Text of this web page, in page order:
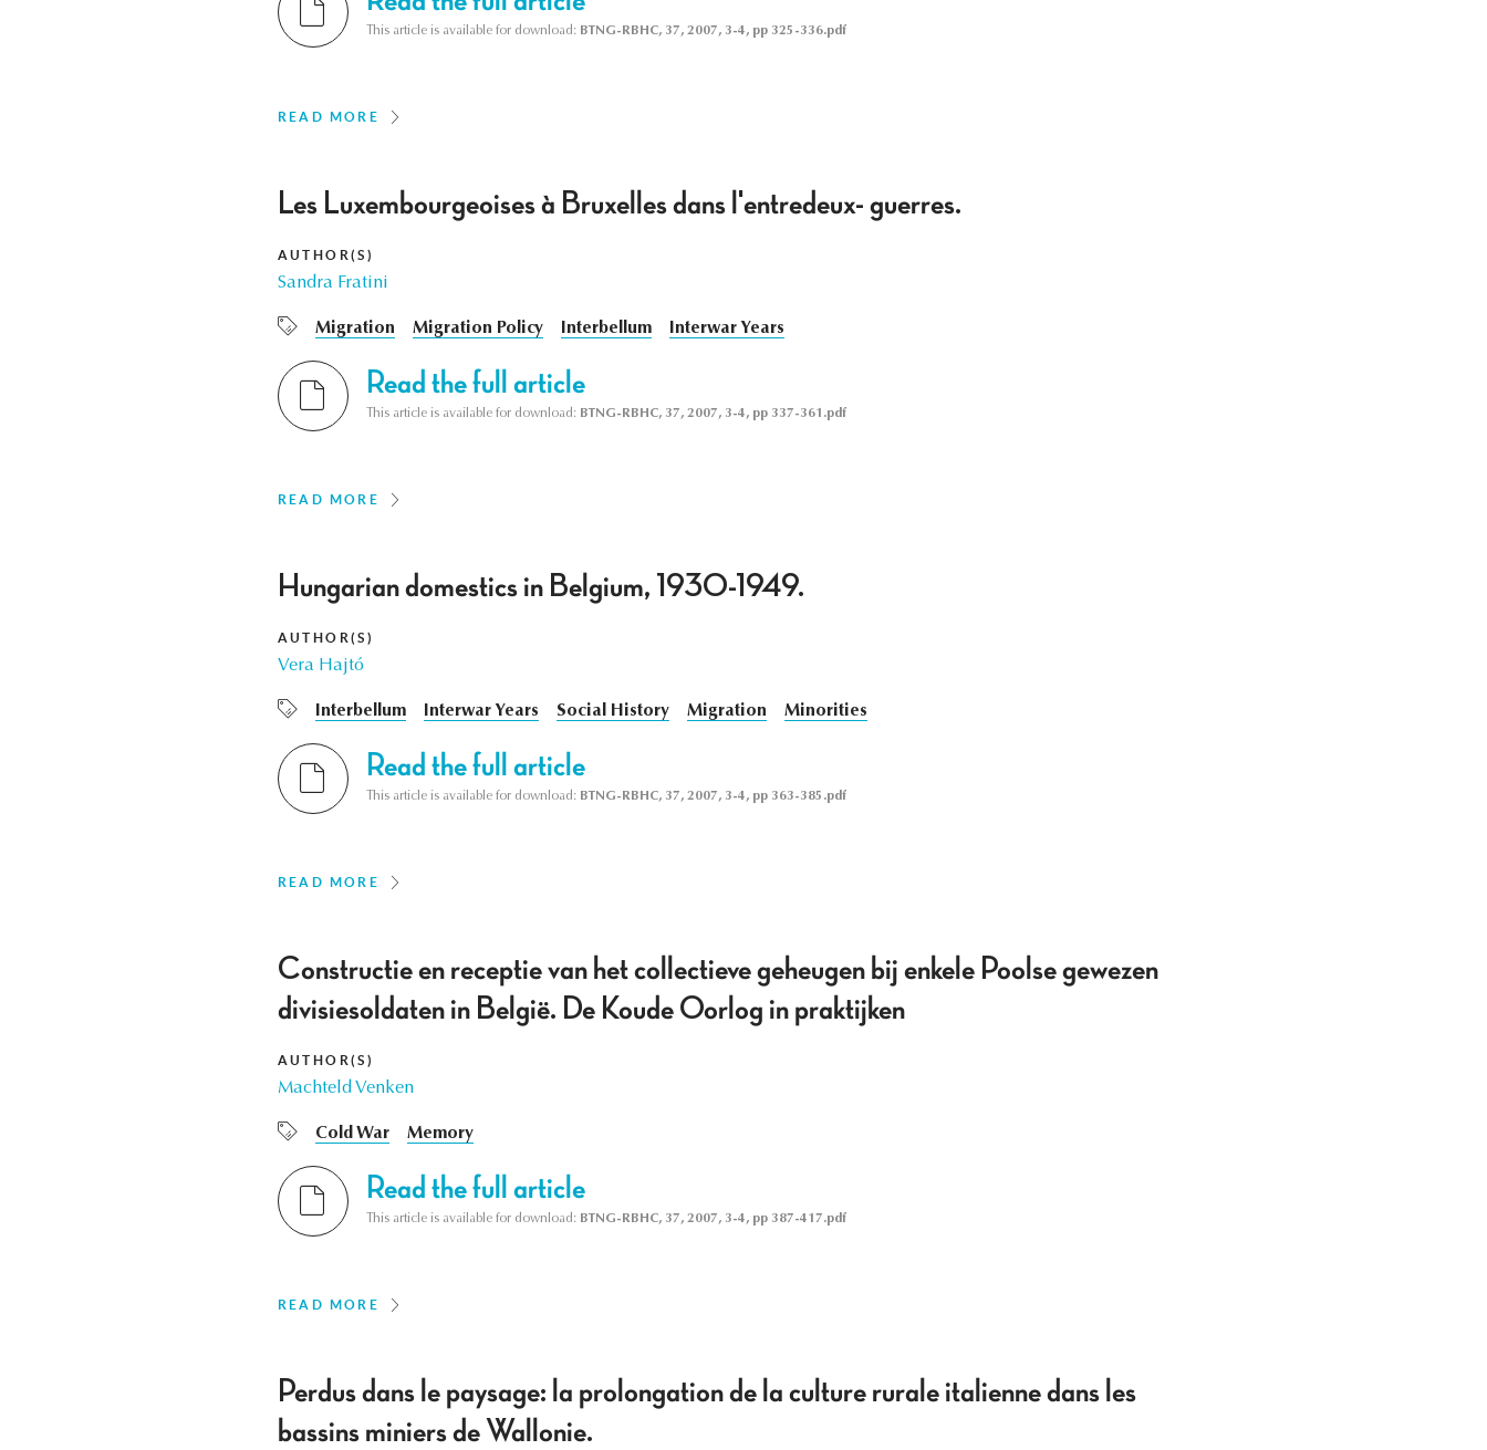
This article is available for download: BTNG-RBHC, 37, 2007, 3-4, pp 325-336.pdf
READ MORE
Les Luxembourgeoises à Bruxelles dans l'entredeux- guerres.
AUTHOR(S)
Sandra Fratini
Migration Migration Policy Interbellum Interwar Years
Read the full article
This article is available for download: BTNG-RBHC, 37, 2007, 3-4, pp 337-361.pdf
READ MORE
Hungarian domestics in Belgium, 1930-1949.
AUTHOR(S)
Vera Hajtó
Interbellum Interwar Years Social History Migration Minorities
Read the full article
This article is available for download: BTNG-RBHC, 37, 2007, 3-4, pp 363-385.pdf
READ MORE
Constructie en receptie van het collectieve geheugen bij enkele Poolse gewezen
divisiesoldaten in België. De Koude Oorlog in praktijken
AUTHOR(S)
Machteld Venken
Cold War Memory
Read the full article
This article is available for download: BTNG-RBHC, 37, 2007, 3-4, pp 387-417.pdf
READ MORE
Perdus dans le paysage: la prolongation de la culture rurale italienne dans les
bassins miniers de Wallonie.